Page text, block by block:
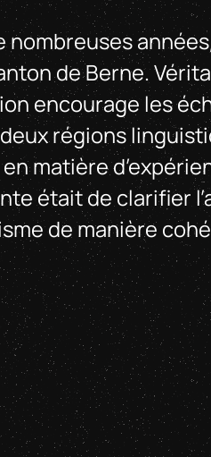
nombreuses
de Berne.
encourage les
régions
matière
était de clarifier
de manière